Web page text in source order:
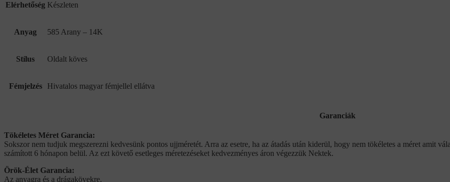
Elérhetőség Készleten
Anyag 585 Arany – 14K
Stílus Oldalt köves
Fémjelzés Hivatalos magyar fémjellel ellátva
Garanciák
Tökéletes Méret Garancia:
Sokszor nem tudjuk megszerezni kedvesünk pontos ujjméretét. Arra az esetre, ha az átadás után kiderül, hogy nem tökéletes a méret amit
számított 6 hónapon belül. Az ezt követő esetleges méretezéseket kedvezményes áron végezzük Nektek.
Örök-Élet Garancia:
Az anyagra és a drágakövekre.